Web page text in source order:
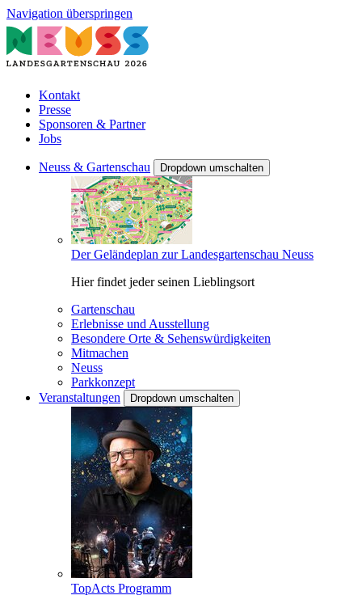
Navigation überspringen
Kontakt
Presse
Sponsoren & Partner
Jobs
Neuss & Gartenschau Dropdown umschalten
Der Geländeplan zur Landesgartenschau Neuss
Hier findet jeder seinen Lieblingsort
Gartenschau
Erlebnisse und Ausstellung
Besondere Orte & Sehenswürdigkeiten
Mitmachen
Neuss
Parkkonzept
Veranstaltungen
Dropdown umschalten
TopActs Programm